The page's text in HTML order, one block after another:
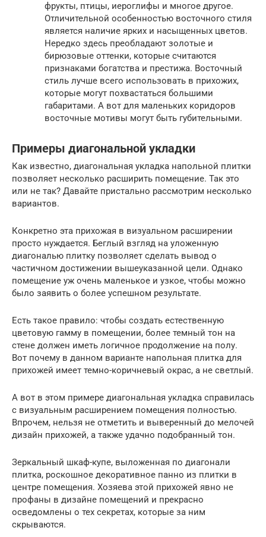
фрукты, птицы, иероглифы и многое другое.
Отличительной особенностью восточного стиля
является наличие ярких и насыщенных цветов.
Нередко здесь преобладают золотые и
бирюзовые оттенки, которые считаются
признаками богатства и престижа. Восточный
стиль лучше всего использовать в прихожих,
которые могут похвастаться большими
габаритами. А вот для маленьких коридоров
восточные мотивы могут быть губительными.
Примеры диагональной укладки
Как известно, диагональная укладка напольной плитки
позволяет несколько расширить помещение. Так это
или не так? Давайте пристально рассмотрим несколько
вариантов.
Конкретно эта прихожая в визуальном расширении
просто нуждается. Беглый взгляд на уложенную
диагональю плитку позволяет сделать вывод о
частичном достижении вышеуказанной цели. Однако
помещение уж очень маленькое и узкое, чтобы можно
было заявить о более успешном результате.
Есть такое правило: чтобы создать естественную
цветовую гамму в помещении, более темный тон на
стене должен иметь логичное продолжение на полу.
Вот почему в данном варианте напольная плитка для
прихожей имеет темно-коричневый окрас, а не светлый.
А вот в этом примере диагональная укладка справилась
с визуальным расширением помещения полностью.
Впрочем, нельзя не отметить и выверенный до мелочей
дизайн прихожей, а также удачно подобранный тон.
Зеркальный шкаф-купе, выложенная по диагонали
плитка, роскошное декоративное панно из плитки в
центре помещения. Хозяева этой прихожей явно не
профаны в дизайне помещений и прекрасно
осведомлены о тех секретах, которые за ним
скрываются.